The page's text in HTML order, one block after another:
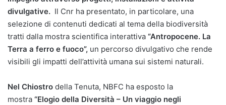
divulgative. Il Cnr ha presentato, in particolare, una
selezione di contenuti dedicati al tema della biodiversità
tratti dalla mostra scientifica interattiva “Antropocene. La
Terra a ferro e fuoco”, un percorso divulgativo che rende
visibili gli impatti dell’attività umana sui sistemi naturali.
Nel Chiostro della Tenuta, NBFC ha esposto la
mostra “Elogio della Diversità – Un viaggio negli